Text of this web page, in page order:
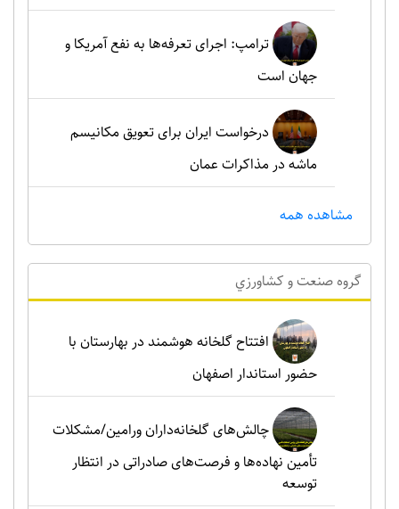
ترامپ: اجرای تعرفه‌ها به نفع آمریکا و
جهان است
درخواست ایران برای تعویق مکانیسم
ماشه در مذاکرات عمان
مشاهده همه
گروه صنعت و کشاورزي
افتتاح گلخانه هوشمند در بهارستان با
حضور استاندار اصفهان
چالش‌های گلخانه‌داران ورامین/مشکلات
تأمین نهاده‌ها و فرصت‌های صادراتی در انتظار
توسعه